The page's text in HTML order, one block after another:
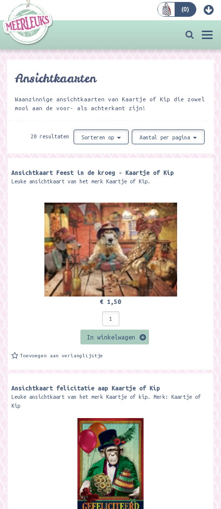
(0)
Ansichtkaarten
Waanzinnige ansichtkaarten van Kaartje of Kip die zowel
mooi aan de voor- als achterkant zijn!
20 resultaten Sorteren op Aantal per pagina
Ansichtkaart Feest in de kroeg - Kaartje of Kip
Leuke ansichtkaart van het merk Kaartje of Kip.
€ 1,50
In winkelwagen
Toevoegen aan verlanglijstje
Ansichtkaart felicitatie aap Kaartje of Kip
Leuke ansichtkaart van het merk Kaartje of kip. Merk: Kaartje of
Kip